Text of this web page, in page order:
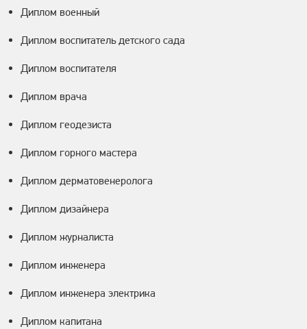
Диплом военный
Диплом воспитатель детского сада
Диплом воспитателя
Диплом врача
Диплом геодезиста
Диплом горного мастера
Диплом дерматовенеролога
Диплом дизайнера
Диплом журналиста
Диплом инженера
Диплом инженера электрика
Диплом капитана